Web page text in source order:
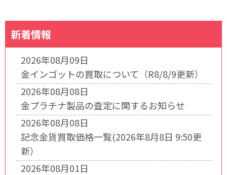
新着情報
2026年08月09日
金インゴットの買取について（R8/8/9更新）
2026年08月08日
金プラチナ製品の査定に関するお知らせ
2026年08月08日
記念金貨買取価格一覧(2026年8月8日 9:50更
新）
2026年08月01日